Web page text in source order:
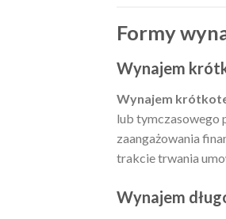
Formy
Wynajem
Wynajem
lub tymczasowego
zaangażowania
trakcie trwania
Wynajem